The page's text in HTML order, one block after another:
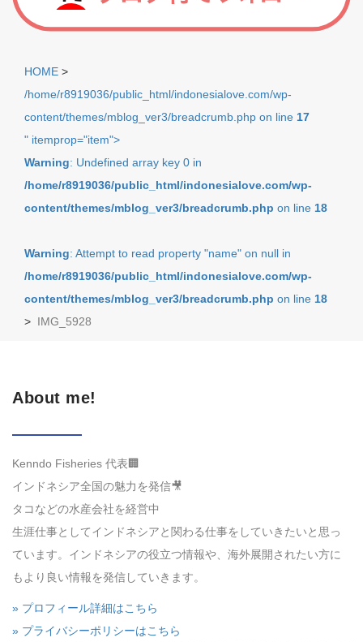
HOME >
/home/r8919036/public_html/indonesialove.com/wp-
content/themes/mblog_ver3/breadcrumb.php on line 17
" itemprop="item">
Warning: Undefined array key 0 in
/home/r8919036/public_html/indonesialove.com/wp-
content/themes/mblog_ver3/breadcrumb.php on line 18
Warning: Attempt to read property "name" on null in
/home/r8919036/public_html/indonesialove.com/wp-
content/themes/mblog_ver3/breadcrumb.php on line 18
> IMG_5928
About me!
Kenndo Fisheries 代表🏢
インドネシア全国の魅力を発信🎥
タコなどの水産会社を経営中
生涯仕事としてインドネシアと関わる仕事をしていきたいと思っ
ています。インドネシアの役立つ情報や、海外展開されたい方に
もより良い情報を発信していきます。
» プロフィール詳細はこちら
» プライバシーポリシーはこちら